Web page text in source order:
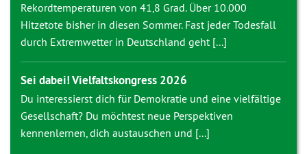
Rekordtemperaturen von 41,8 Grad. Über 10.000
Hitzetote bisher in diesen Sommer. Fast jeder Todesfall
durch Extremwetter in Deutschland geht [...]
Sei dabei! Vielfaltskongress 2026
Du interessierst dich für Demokratie und eine vielfältige
Gesellschaft? Du möchtest neue Perspektiven
kennenlernen, dich austauschen und [...]